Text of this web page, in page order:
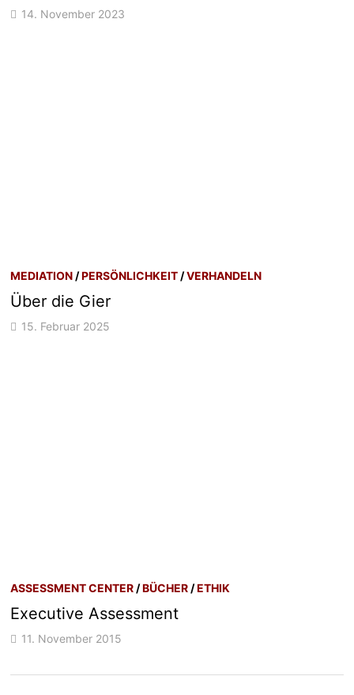
14. November 2023
MEDIATION /PERSÖNLICHKEIT /VERHANDELN
Über die Gier
15. Februar 2025
ASSESSMENT CENTER /BÜCHER /ETHIK
Executive Assessment
11. November 2015